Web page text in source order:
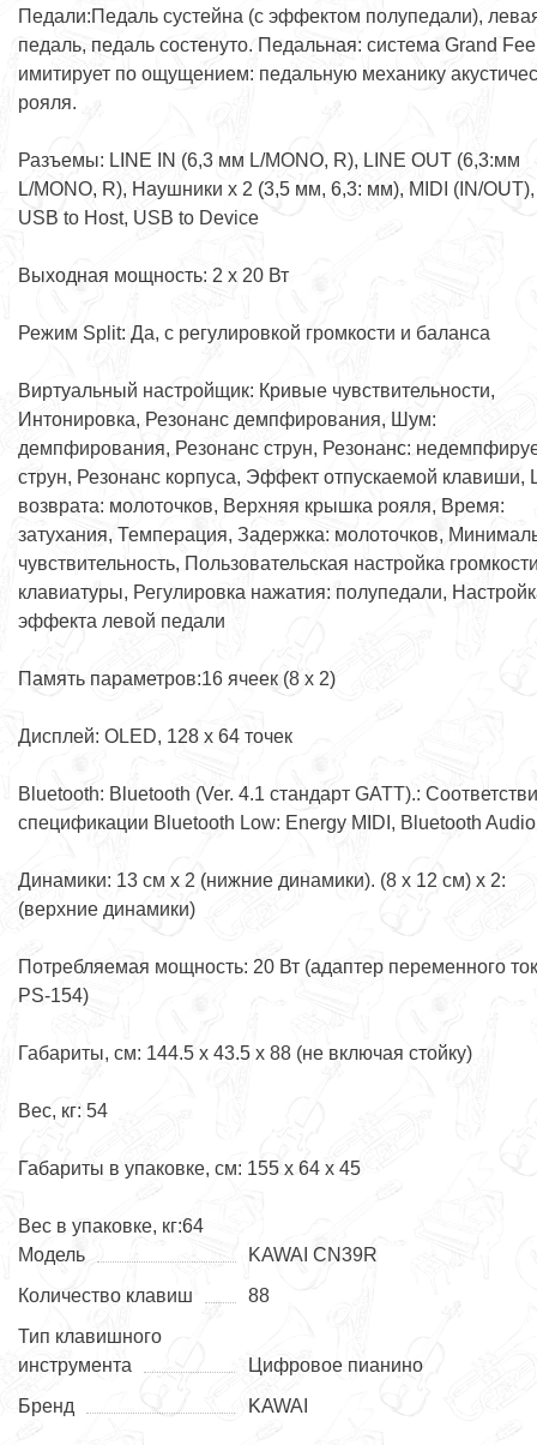
Педали:Педаль сустейна (с эффектом полупедали),
педаль, педаль состенуто. Педальная: система Grand
имитирует по ощущением: педальную механику
рояля.
Разъемы: LINE IN (6,3 мм L/MONO, R), LINE OUT (6,3:мм
L/MONO, R), Наушники x 2 (3,5 мм, 6,3: мм), MIDI (IN/OUT),
USB to Host, USB to Device
Выходная мощность: 2 х 20 Вт
Режим Split: Да, с регулировкой громкости и баланса
Виртуальный настройщик: Кривые чувствительности,
Интонировка, Резонанс демпфирования, Шум:
демпфирования, Резонанс струн, Резонанс:
струн, Резонанс корпуса, Эффект отпускаемой клавиши,
возврата: молоточков, Верхняя крышка рояля, Время:
затухания, Темперация, Задержка: молоточков,
чувствительность, Пользовательская настройка
клавиатуры, Регулировка нажатия: полупедали,
эффекта левой педали
Память параметров:16 ячеек (8 х 2)
Дисплей: OLED, 128 x 64 точек
Bluetooth: Bluetooth (Ver. 4.1 стандарт GATT).:
спецификации Bluetooth Low: Energy MIDI, Bluetooth Audio
Динамики: 13 см х 2 (нижние динамики). (8 x 12 см) x 2:
(верхние динамики)
Потребляемая мощность: 20 Вт (адаптер переменного
PS-154)
Габариты, см: 144.5 х 43.5 х 88 (не включая стойку)
Вес, кг: 54
Габариты в упаковке, см: 155 х 64 х 45
Вес в упаковке, кг:64
Модель
KAWAI CN39R
Количество клавиш
88
Тип клавишного
инструмента
Цифровое пианино
Бренд
KAWAI